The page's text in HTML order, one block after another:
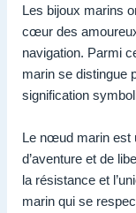
Les bijoux marins
cœur des
navigation. Parmi
marin se distingue
signification
Le nœud marin est
d’aventure et de
la résistance et
marin qui se